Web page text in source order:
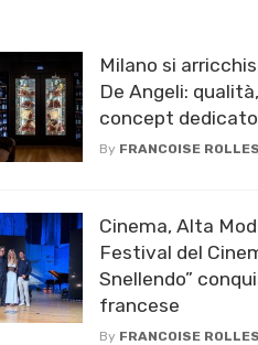
Milano si
De Angeli:
concept
By FRANCOISE ROLLES
Cinema, Alta
Festival del
Snellendo”
francese
By FRANCOISE ROLLES